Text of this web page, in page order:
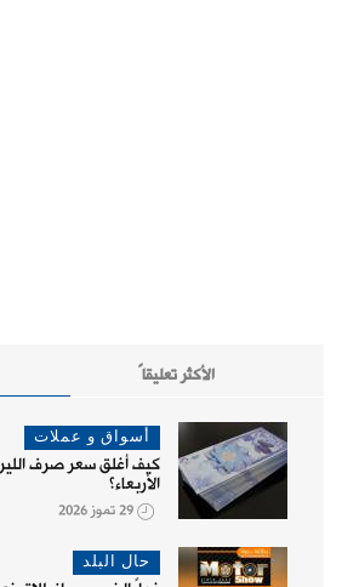
الأكثر تعليقاً
أسواق و عملات
كيف أغلق سعر صرف
الأربعاء؟
29 تموز 2026
حال البلد